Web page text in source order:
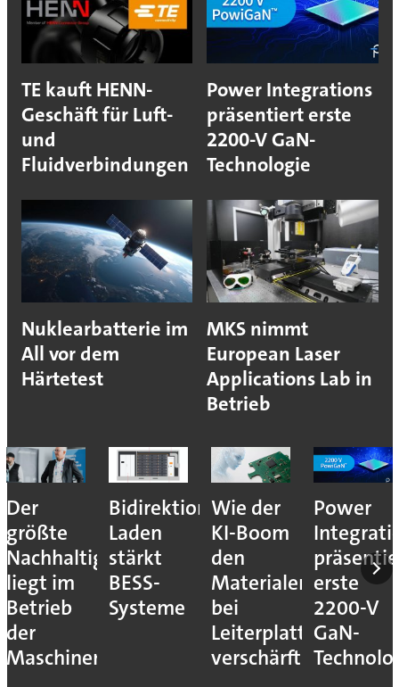
TE kauft HENN-
Geschäft für Luft-
und
Fluidverbindungen
Power Integrations
präsentiert erste
2200-V GaN-
Technologie
Nuklearbatterie im
All vor dem
Härtetest
MKS nimmt
European Laser
Applications Lab in
Betrieb
Der
größte
Nachhaltigkeitshebel
liegt im
Betrieb
der
Maschinen
Bidirektionales
Laden
stärkt
BESS-
Systeme
Wie der
KI-Boom
den
Materialengpass
bei
Leiterplatten
verschärft
Power
erste
2200-V
GaN-